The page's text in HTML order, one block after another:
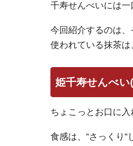
千寿せんべいには一
今回紹介するのは、
使われている抹茶は
姫千寿せんべい
ちょこっとお口に入
食感は、”さっくり”